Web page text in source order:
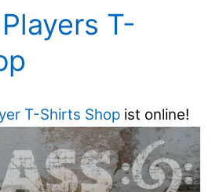
T-
T-Shirts Shop ist online!